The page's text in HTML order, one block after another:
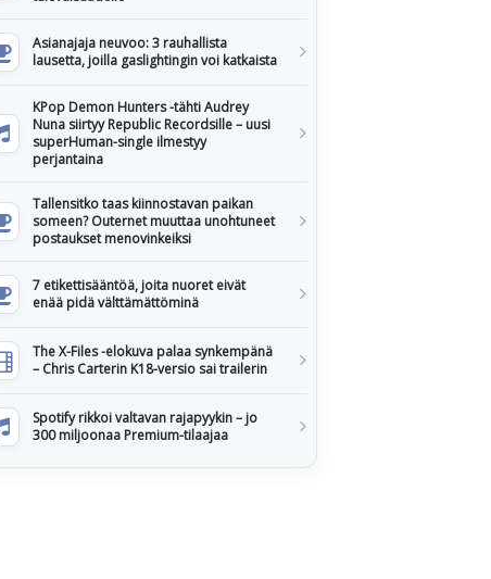
Asianajaja neuvoo: 3 rauhallista
lausetta, joilla gaslightingin voi katkaista
KPop Demon Hunters -tähti Audrey
Nuna siirtyy Republic Recordsille – uusi
superHuman-single ilmestyy
perjantaina
Tallensitko taas kiinnostavan paikan
someen? Outernet muuttaa unohtuneet
postaukset menovinkeiksi
7 etikettisääntöä, joita nuoret eivät
enää pidä välttämättöminä
The X-Files -elokuva palaa synkempänä
– Chris Carterin K18-versio sai trailerin
Spotify rikkoi valtavan rajapyykin – jo
300 miljoonaa Premium-tilaajaa